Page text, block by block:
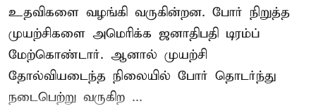
உதவிகளை வழங்கி வருகின்றன. போர் நிறுத்த
முயற்சிகளை அமெரிக்க ஜனாதிபதி டிரம்ப்
மேற்கொண்டார். ஆனால் முயற்சி
தோல்வியடைந்த நிலையில் போர் தொடர்ந்து
நடைபெற்று வருகிற ...